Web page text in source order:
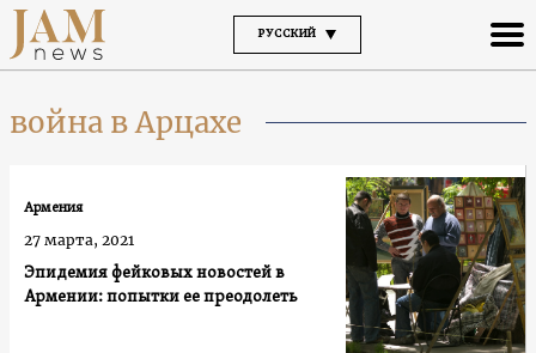
РУССКИЙ
война в Арцахе
Эпидемия фейковых новостей в
Армении: попытки ее преодолеть
Армения
27 марта, 2021